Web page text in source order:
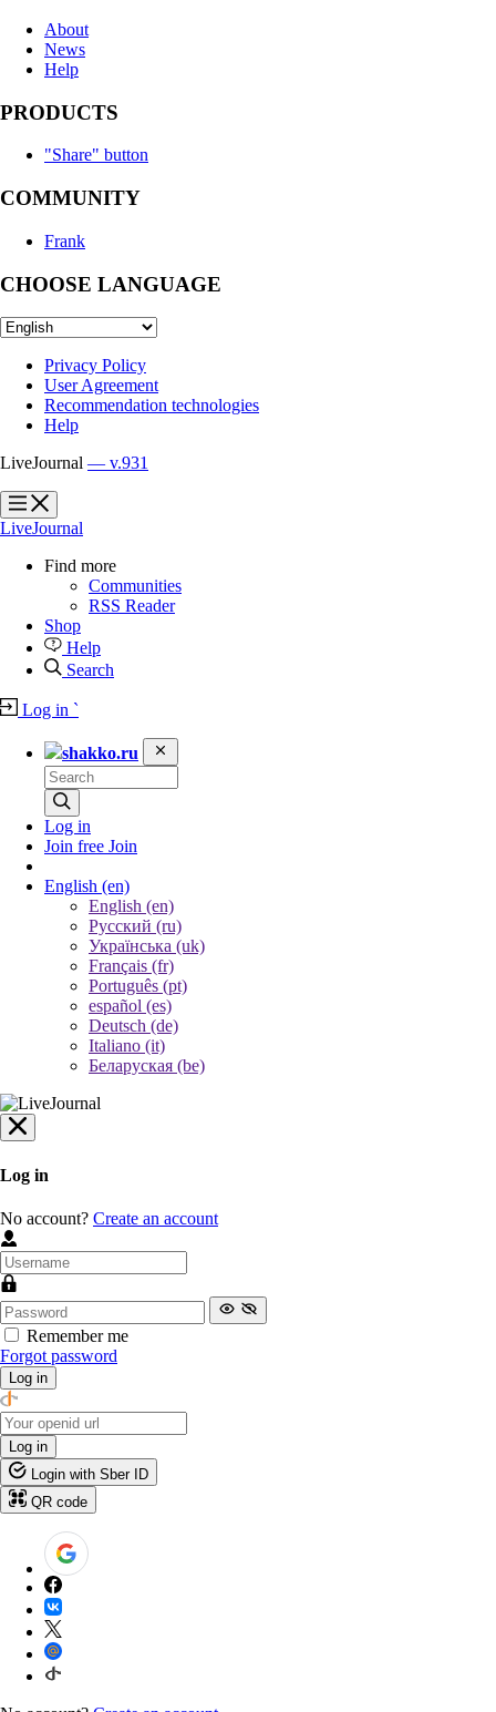
About
News
Help
PRODUCTS
"Share" button
COMMUNITY
Frank
CHOOSE LANGUAGE
Privacy Policy
User Agreement
Recommendation technologies
Help
LiveJournal — v.931
?
?
LiveJournal
Find more
Communities
RSS Reader
Shop
Help
Search
Log in `
shakko.ru
Log in
Join free Join
English (en)
English (en)
Русский (ru)
Українська (uk)
Français (fr)
Português (pt)
español (es)
Deutsch (de)
Italiano (it)
Беларуская (be)
Log in
No account? Create an account
Remember me
Forgot password
Log in
Log in
Login with Sber ID
QR code